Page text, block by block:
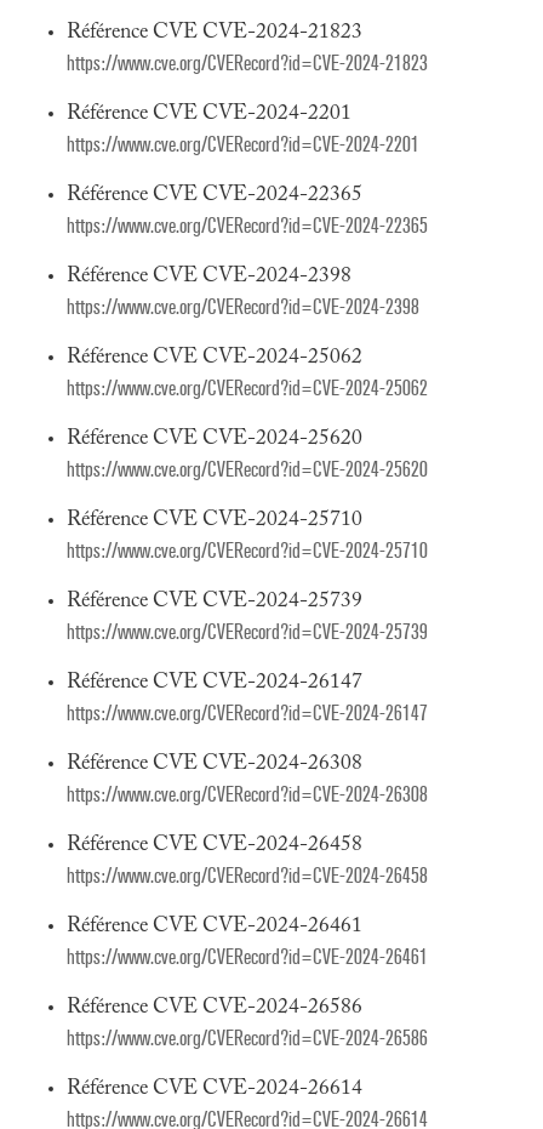
Référence CVE CVE-2024-21823
https://www.cve.org/CVERecord?id=CVE-2024-21823
Référence CVE CVE-2024-2201
https://www.cve.org/CVERecord?id=CVE-2024-2201
Référence CVE CVE-2024-22365
https://www.cve.org/CVERecord?id=CVE-2024-22365
Référence CVE CVE-2024-2398
https://www.cve.org/CVERecord?id=CVE-2024-2398
Référence CVE CVE-2024-25062
https://www.cve.org/CVERecord?id=CVE-2024-25062
Référence CVE CVE-2024-25620
https://www.cve.org/CVERecord?id=CVE-2024-25620
Référence CVE CVE-2024-25710
https://www.cve.org/CVERecord?id=CVE-2024-25710
Référence CVE CVE-2024-25739
https://www.cve.org/CVERecord?id=CVE-2024-25739
Référence CVE CVE-2024-26147
https://www.cve.org/CVERecord?id=CVE-2024-26147
Référence CVE CVE-2024-26308
https://www.cve.org/CVERecord?id=CVE-2024-26308
Référence CVE CVE-2024-26458
https://www.cve.org/CVERecord?id=CVE-2024-26458
Référence CVE CVE-2024-26461
https://www.cve.org/CVERecord?id=CVE-2024-26461
Référence CVE CVE-2024-26586
https://www.cve.org/CVERecord?id=CVE-2024-26586
Référence CVE CVE-2024-26614
https://www.cve.org/CVERecord?id=CVE-2024-26614